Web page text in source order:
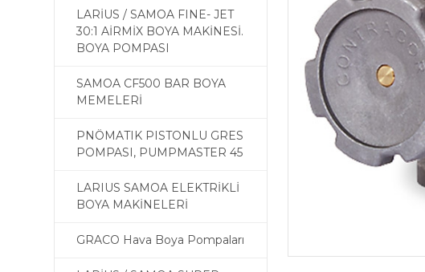
LARİUS / SAMOA FINE- JET
30:1 AİRMİX BOYA MAKİNESİ.
BOYA POMPASI
SAMOA CF500 BAR BOYA
MEMELERİ
PNÖMATIK PISTONLU GRES
POMPASI, PUMPMASTER 45
LARIUS SAMOA ELEKTRİKLİ
BOYA MAKİNELERİ
GRACO Hava Boya Pompaları